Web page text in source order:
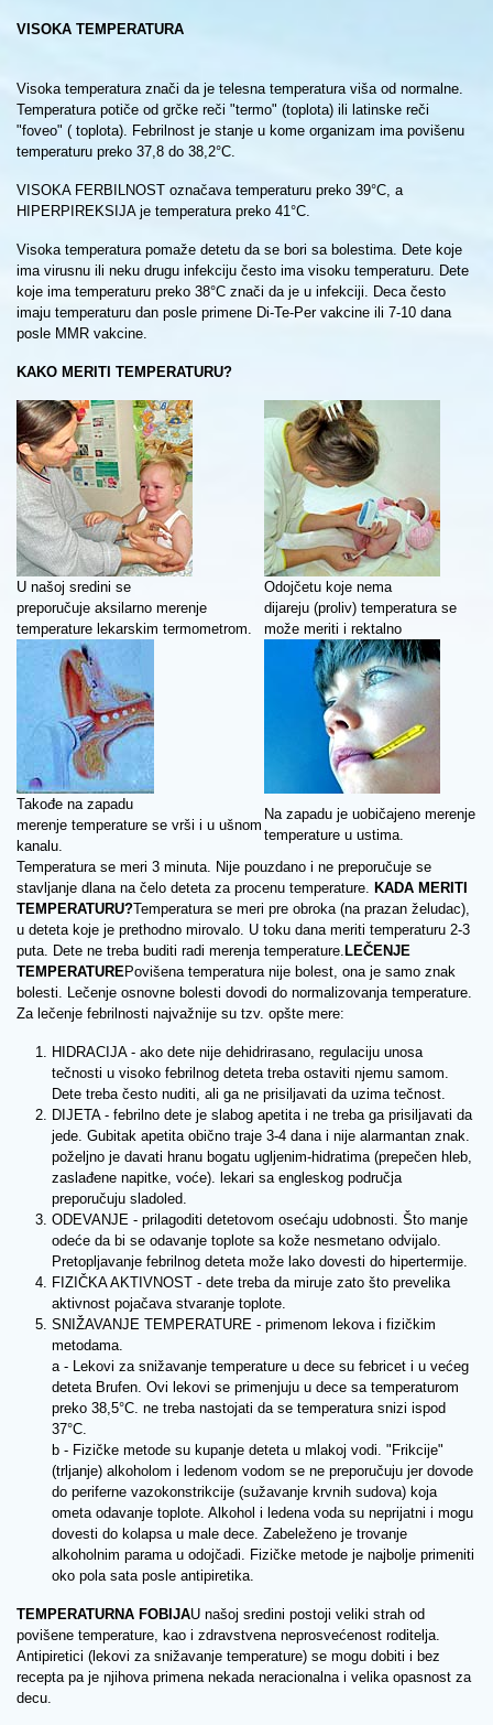
VISOKA TEMPERATURA
Visoka temperatura znači da je telesna temperatura viša od normalne.
Temperatura potiče od grčke reči "termo" (toplota) ili latinske reči
"foveo" ( toplota). Febrilnost je stanje u kome organizam ima povišenu
temperaturu preko 37,8 do 38,2°C.
VISOKA FERBILNOST označava temperaturu preko 39°C, a
HIPERPIREKSIJA je temperatura preko 41°C.
Visoka temperatura pomaže detetu da se bori sa bolestima. Dete koje
ima virusnu ili neku drugu infekciju često ima visoku temperaturu. Dete
koje ima temperaturu preko 38°C znači da je u infekciji. Deca često
imaju temperaturu dan posle primene Di-Te-Per vakcine ili 7-10 dana
posle MMR vakcine.
KAKO MERITI TEMPERATURU?
U našoj sredini se
preporučuje aksilarno merenje
temperature lekarskim termometrom.
Odojčetu koje nema
dijareju (proliv) temperatura se
može meriti i rektalno
Takođe na zapadu
merenje temperature se vrši i u ušnom
kanalu.
Na zapadu je uobičajeno merenje
temperature u ustima.
Temperatura se meri 3 minuta. Nije pouzdano i ne preporučuje se
stavljanje dlana na čelo deteta za procenu temperature. KADA MERITI
TEMPERATURU?Temperatura se meri pre obroka (na prazan želudac),
u deteta koje je prethodno mirovalo. U toku dana meriti temperaturu 2-3
puta. Dete ne treba buditi radi merenja temperature. LEČENJE
TEMPERATUREPovišena temperatura nije bolest, ona je samo znak
bolesti. Lečenje osnovne bolesti dovodi do normalizovanja temperature.
Za lečenje febrilnosti najvažnije su tzv. opšte mere:
HIDRACIJA - ako dete nije dehidrirasano, regulaciju unosa
tečnosti u visoko febrilnog deteta treba ostaviti njemu samom.
Dete treba često nuditi, ali ga ne prisiljavati da uzima tečnost.
DIJETA - febrilno dete je slabog apetita i ne treba ga prisiljavati da
jede. Gubitak apetita obično traje 3-4 dana i nije alarmantan znak.
poželjno je davati hranu bogatu ugljenim-hidratima (prepečen hleb,
zaslađene napitke, voće). lekari sa engleskog područja
preporučuju sladoled.
ODEVANJE - prilagoditi detetovom osećaju udobnosti. Što manje
odeće da bi se odavanje toplote sa kože nesmetano odvijalo.
Pretopljavanje febrilnog deteta može lako dovesti do hipertermije.
FIZIČKA AKTIVNOST - dete treba da miruje zato što prevelika
aktivnost pojačava stvaranje toplote.
SNIŽAVANJE TEMPERATURE - primenom lekova i fizičkim
metodama.
a - Lekovi za snižavanje temperature u dece su febricet i u većeg
deteta Brufen. Ovi lekovi se primenjuju u dece sa temperaturom
preko 38,5°C. ne treba nastojati da se temperatura snizi ispod
37°C.
b - Fizičke metode su kupanje deteta u mlakoj vodi. "Frikcije"
(trljanje) alkoholom i ledenom vodom se ne preporučuju jer dovode
do periferne vazokonstrikcije (sužavanje krvnih sudova) koja
ometa odavanje toplote. Alkohol i ledena voda su neprijatni i mogu
dovesti do kolapsa u male dece. Zabeleženo je trovanje
alkoholnim parama u odojčadi. Fizičke metode je najbolje primeniti
oko pola sata posle antipiretika.
TEMPERATURNA FOBIJAU našoj sredini postoji veliki strah od
povišene temperature, kao i zdravstvena neprosvećenost roditelja.
Antipiretici (lekovi za snižavanje temperature) se mogu dobiti i bez
recepta pa je njihova primena nekada neracionalna i velika opasnost za
decu.